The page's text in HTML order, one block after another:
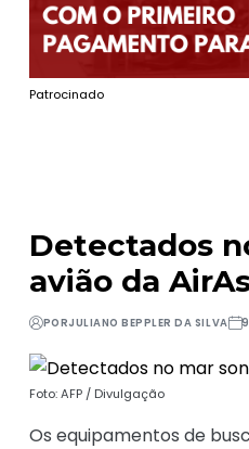
Patrocinado
Detectados
avião da
PORJULIANO BEPPLER DA SILVA
Foto: AFP / Divulgação
Os equipamentos de